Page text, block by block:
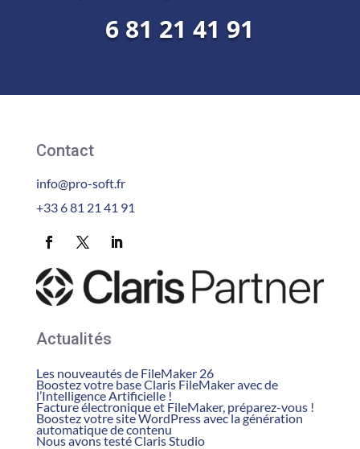
6 81 21 41 91
Contact
info@pro-soft.fr
+33 6 81 21 41 91
Actualités
Les nouveautés de FileMaker 26
Boostez votre base Claris FileMaker avec de
l’Intelligence Artificielle !
Facture électronique et FileMaker, préparez-vous !
Boostez votre site WordPress avec la génération
automatique de contenu
Nous avons testé Claris Studio